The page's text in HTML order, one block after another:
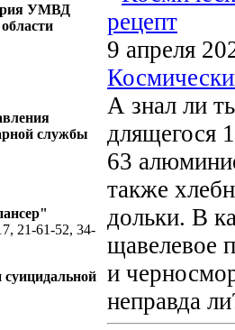
УМВД
службы
21-61-52, 34-
суицидальной
9 апреля
А знал ли
длящегося
63
также
дольки. В
щавелевое
и
неправда